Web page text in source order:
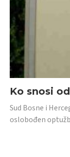
Ko snosi
Sud Bosne i
oslobođen